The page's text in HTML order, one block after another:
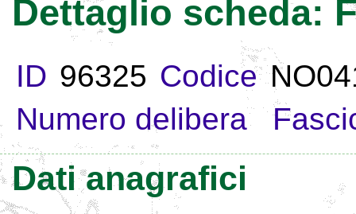
Dettaglio scheda:
ID 96325 Codice
Numero delibera
Dati anagrafici